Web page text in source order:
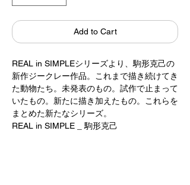
Add to Cart
REAL in SIMPLEシリーズより、駒形克己の
新作ジークレー作品。これまで描き続けてき
た動物たち。未発表のもの。試作で止まって
いたもの。新たに描き加えたもの。これらを
まとめた新たなシリーズ。
REAL in SIMPLE _ 駒形克己